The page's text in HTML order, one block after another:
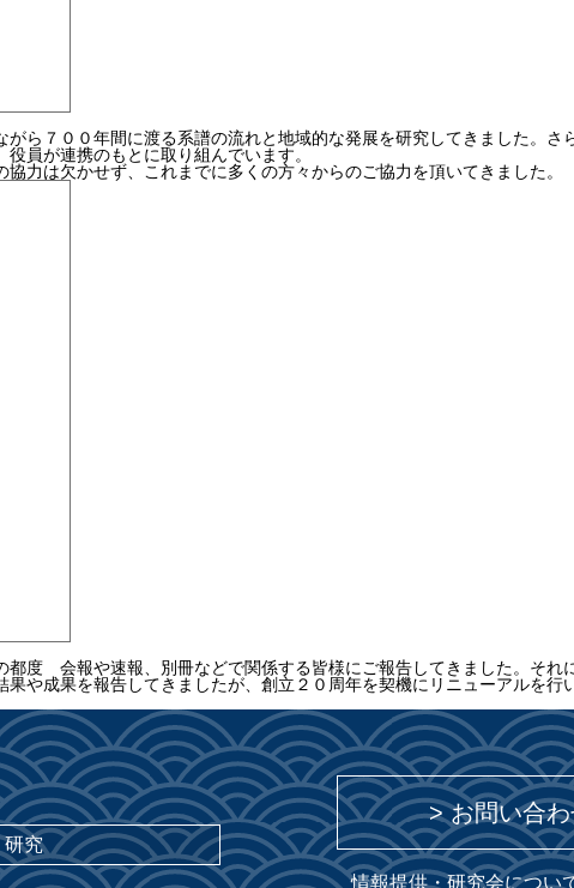
ら７００年間に渡る系譜の流れと地域的な発展を研究してきました。さ
員が連携のもとに取り組んでいます。
力は欠かせず、これまでに多くの方々からのご協力を頂いてきました。
度 会報や速報、別冊などで関係する皆様にご報告してきました。それ
や成果を報告してきましたが、創立２０周年を契機にリニューアルを行
研究
> お問い合
情報提供・研究会につい